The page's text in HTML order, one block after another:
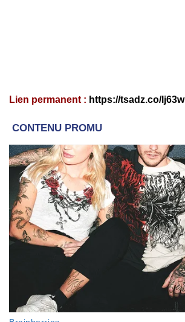
Lien permanent : https://tsadz.co/lj63w